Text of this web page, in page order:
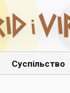
Суспільство